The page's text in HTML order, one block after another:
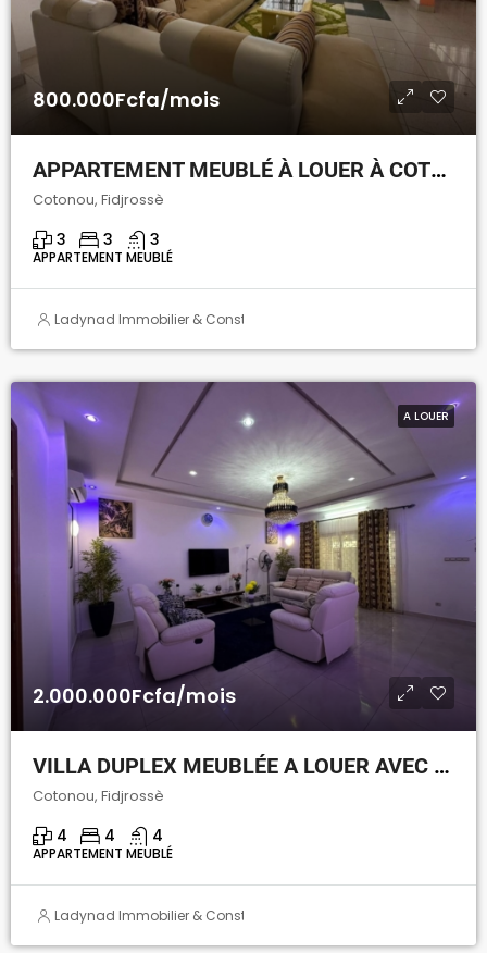
800.000Fcfa/mois
APPARTEMENT MEUBLÉ À LOUER À COTONOU FIDJROSSÈ
Cotonou, Fidjrossè
3 3 3
APPARTEMENT MEUBLÉ
Ladynad Immobilier & Construction
A LOUER
2.000.000Fcfa/mois
VILLA DUPLEX MEUBLÉE A LOUER AVEC JARDIN À FIDJROSSÈ
Cotonou, Fidjrossè
4 4 4
APPARTEMENT MEUBLÉ
Ladynad Immobilier & Construction